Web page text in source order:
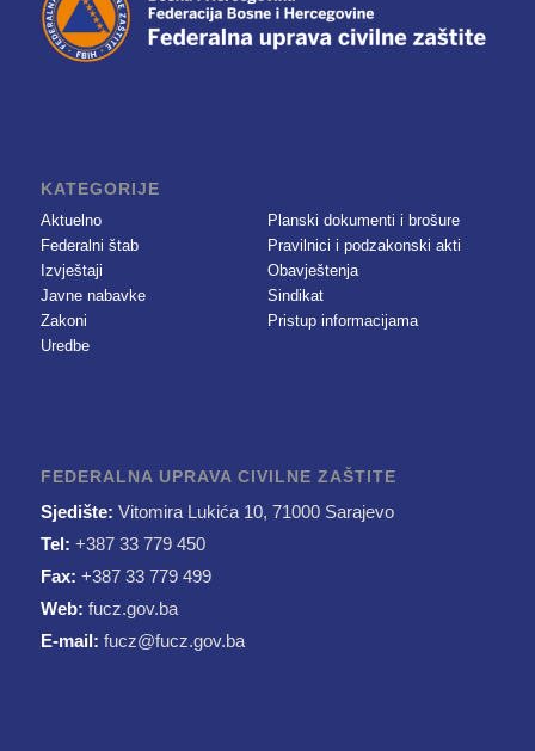
KATEGORIJE
Aktuelno
Federalni štab
Izvještaji
Javne nabavke
Zakoni
Uredbe
Planski dokumenti i brošure
Pravilnici i podzakonski akti
Obavještenja
Sindikat
Pristup informacijama
FEDERALNA UPRAVA CIVILNE ZAŠTITE
Sjedište: Vitomira Lukića 10, 71000 Sarajevo
Tel: +387 33 779 450
Fax: +387 33 779 499
Web: fucz.gov.ba
E-mail: fucz@fucz.gov.ba